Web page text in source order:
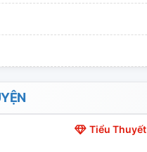
Tiểu Thuyết